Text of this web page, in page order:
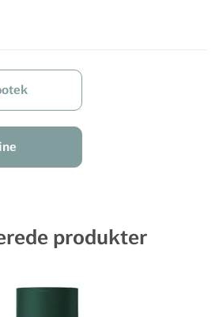
produkter